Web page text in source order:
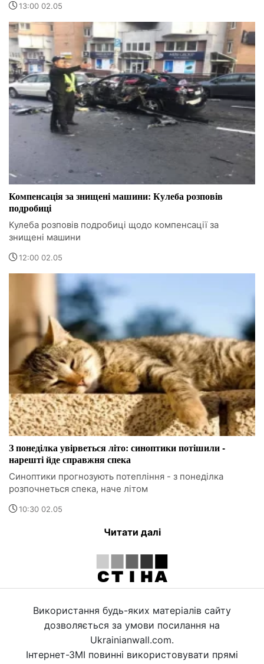
13:00 02.05
Компенсація за знищені машини: Кулеба розповів
подробиці
Кулеба розповів подробиці щодо компенсації за
знищені машини
12:00 02.05
З понеділка увірветься літо: синоптики потішили -
нарешті йде справжня спека
Синоптики прогнозують потепління - з понеділка
розпочнеться спека, наче літом
10:30 02.05
Читати далі
Використання будь-яких матеріалів сайту
дозволяється за умови посилання на
Ukrainianwall.com.
Інтернет-ЗМІ повинні використовувати прямі